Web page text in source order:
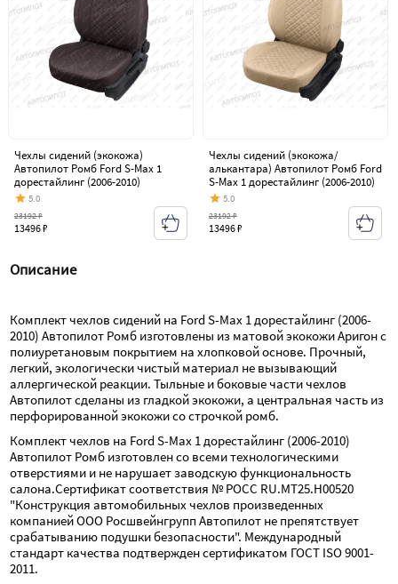
Чехлы сидений (экокожа)
Автопилот Ромб Ford S-Max 1
дорестайлинг (2006-2010)
5.0
13496 ₽
23192 ₽
Чехлы сидений (экокожа/
алькантара) Автопилот Ромб Ford
S-Max 1 дорестайлинг (2006-2010)
5.0
13496 ₽
23192 ₽
Описание
Комплект чехлов сидений на Ford S-Max 1 дорестайлинг (2006-
2010) Автопилот Ромб изготовлены из матовой экокожи Аригон с
полиуретановым покрытием на хлопковой основе. Прочный,
легкий, экологически чистый материал не вызывающий
аллергической реакции. Тыльные и боковые части чехлов
Автопилот сделаны из гладкой экокожи, а центральная часть из
перфорированной экокожи со строчкой ромб.
Комплект чехлов на Ford S-Max 1 дорестайлинг (2006-2010)
Автопилот Ромб изготовлен со всеми технологическими
отверстиями и не нарушает заводскую функциональность
салона.Сертификат соответствия № РОСС RU.МТ25.Н00520
"Конструкция автомобильных чехлов произведенных
компанией ООО Росшвейнгрупп Автопилот не препятствует
срабатыванию подушки безопасности". Международный
стандарт качества подтвержден сертификатом ГОСТ ISO 9001-
2011.